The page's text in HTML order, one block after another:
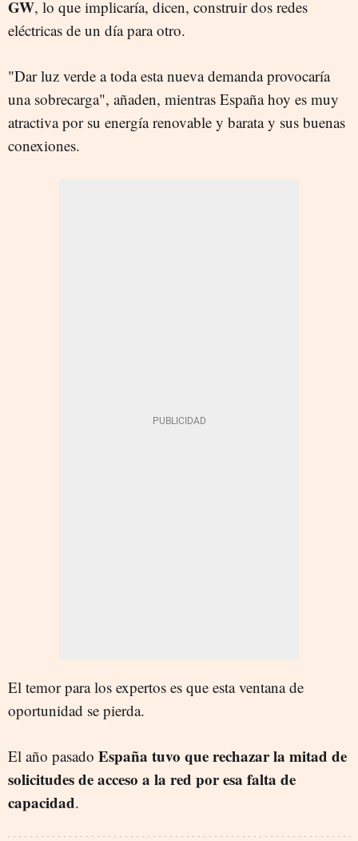
GW, lo que implicaría, dicen, construir dos redes
eléctricas de un día para otro.
"Dar luz verde a toda esta nueva demanda provocaría
una sobrecarga", añaden, mientras España hoy es muy
atractiva por su energía renovable y barata y sus buenas
conexiones.
El temor para los expertos es que esta ventana de
oportunidad se pierda.
El año pasado España tuvo que rechazar la mitad de
solicitudes de acceso a la red por esa falta de
capacidad.